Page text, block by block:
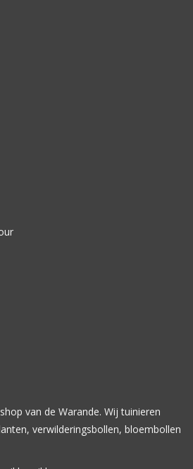
van de Warande. Wij tuinieren
verwilderingsbollen, bloembollen